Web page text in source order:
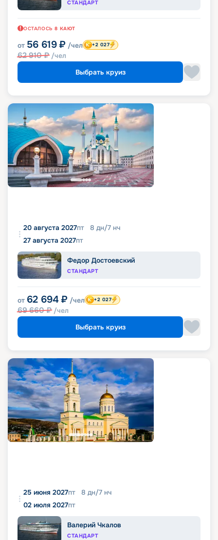
СТАНДАРТ
ОСТАЛОСЬ 8 КАЮТ
от 56 619 ₽ /чел
62 910₽ /чел
+2 027
Выбрать круиз
20 августа 2027пт 8 дн/7 нч
27 августа 2027пт
Федор Достоевский
СТАНДАРТ
от 62 694 ₽ /чел
69 660₽ /чел
+2 027
Выбрать круиз
25 июня 2027пт 8 дн/7 нч
02 июля 2027пт
Валерий Чкалов
СТАНДАРТ